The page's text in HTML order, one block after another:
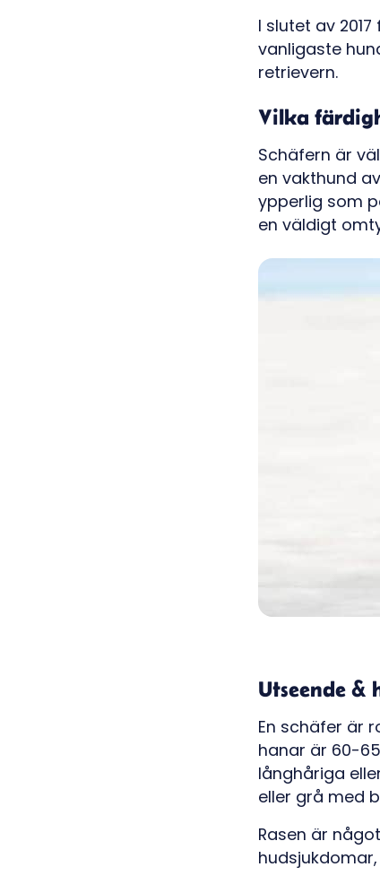
I slutet av
vanligaste
retrievern.
Vilka
Schäfern är
en vakthund
ypperlig som
en väldigt
Utseende &
En schäfer är
hanar är 60-
långhåriga
eller grå med
Rasen är